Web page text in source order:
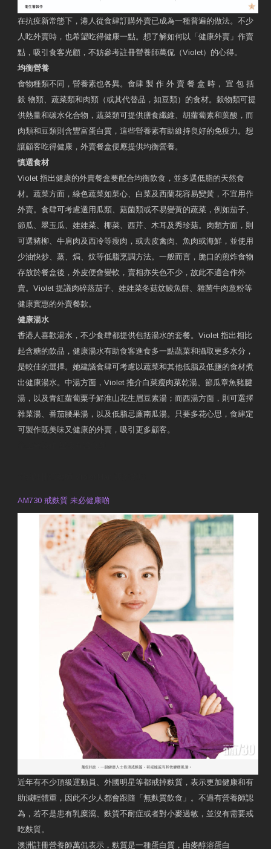
在抗疫新常態下，港人從食肆訂購外賣已成為一種普遍的做法。不少
人吃外賣時，也希望吃得健康一點。想了解如何以「健康外賣」作賣
點，吸引食客光顧，不妨參考註冊營養師萬侃（Violet）的心得。
均衡營養
食物種類不同，營養素也各異。食肆 製 作 外 賣 餐 盒 時， 宜 包 括
穀 物類、蔬菜類和肉類（或其代替品，如豆類）的食材。穀物類可提
供熱量和碳水化合物，蔬菜類可提供膳食纖維、胡蘿蔔素和葉酸，而
肉類和豆類則含豐富蛋白質，這些營養素有助維持良好的免疫力。想
讓顧客吃得健康，外賣餐盒便應提供均衡營養。
慎選食材
Violet 指出健康的外賣餐盒要配合均衡飲食，並多選低脂的天然食
材。蔬菜方面，綠色蔬菜如菜心、白菜及西蘭花容易變黃，不宜用作
外賣。食肆可考慮選用瓜類、菇菌類或不易變黃的蔬菜，例如茄子、
節瓜、翠玉瓜、娃娃菜、椰菜、西芹、木耳及秀珍菇。肉類方面，則
可選豬柳、牛肩肉及西冷等瘦肉，或去皮禽肉、魚肉或海鮮，並使用
少油快炒、蒸、焗、炆等低脂烹調方法。一般而言，脆口的煎炸食物
存放於餐盒後，外皮便會變軟，賣相亦失色不少，故此不適合作外
賣。Violet 提議肉碎蒸茄子、娃娃菜冬菇炆鯪魚餅、雜菌牛肉意粉等
健康實惠的外賣餐款。
健康湯水
香港人喜歡湯水，不少食肆都提供包括湯水的套餐。Violet 指出相比
起含糖的飲品，健康湯水有助食客進食多一點蔬菜和攝取更多水分，
是較佳的選擇。她建議食肆可考慮以蔬菜和其他低脂及低鹽的食材煮
出健康湯水。中湯方面，Violet 推介白菜瘦肉菜乾湯、節瓜章魚豬腱
湯，以及青紅蘿蔔栗子鮮淮山花生眉豆素湯；而西湯方面，則可選擇
雜菜湯、番茄腰果湯，以及低脂忌廉南瓜湯。只要多花心思，食肆定
可製作既美味又健康的外賣，吸引更多顧客。
AM730 戒麩質 未必健康啲
近年有不少頂級運動員、外國明星等都戒掉麩質，表示更加健康和有
助減輕體重，因此不少人都會跟隨「無麩質飲食」。不過有營養師認
為，若不是患有乳糜瀉、麩質不耐症或者對小麥過敏，並沒有需要戒
吃麩質。
澳洲註冊營養師萬侃表示，麩質是一種蛋白質，由麥醇溶蛋白